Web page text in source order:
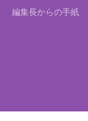
編集長からの手紙